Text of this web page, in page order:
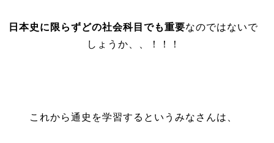
日本史に限らずどの社会科目でも重要なのではないで
しょうか、、！！！
これから通史を学習するというみなさんは、